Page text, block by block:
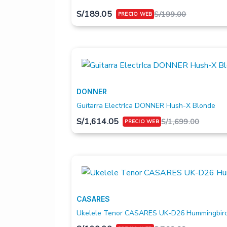
S/199.00
S/189.05
DONNER
Guitarra ElectrIca DONNER Hush-X Blonde
S/1,699.00
S/1,614.05
CASARES
Ukelele Tenor CASARES UK-D26